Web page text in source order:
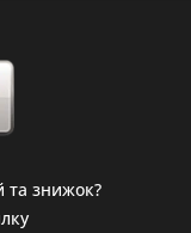
та знижок?